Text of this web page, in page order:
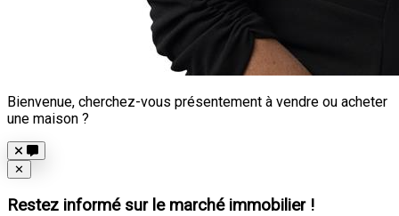
Bienvenue, cherchez-vous présentement à vendre ou acheter
une maison ?
Close
✕
Restez informé sur le marché immobilier !